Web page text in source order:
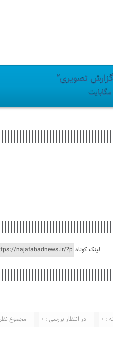
تصویری”
لینک کوتاه
مجموع در انتظار بررسی : 0 : 0